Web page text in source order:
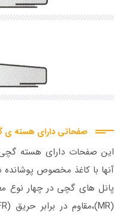
صفحاتی دارای هسته ی
این صفحات دارای هسته
آنها با کاغذ مخصوص